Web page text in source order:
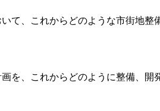
て、これからどのような市街地整
を、これからどのように整備、開